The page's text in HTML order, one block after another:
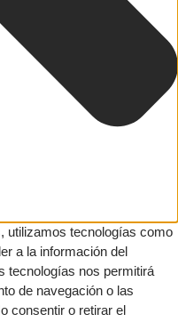
utilizamos tecnologías como
a la información del
tecnologías nos permitirá
de navegación o las
consentir o retirar el